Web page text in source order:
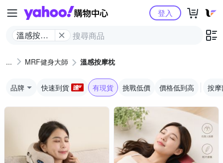
Yahoo購物中心
溫感按摩
登入
MRF健身大師 溫感按摩枕
品牌 快速到貨 有現貨 挑戰低價 價格低到高 按